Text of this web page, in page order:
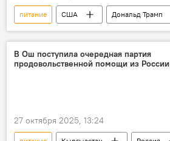
питание США
Дональд Трамп
В мире
шатдаун
талоны
американцы
В Ош поступила очередная партия
продовольственной помощи из России
27 октября 2025, 13:24